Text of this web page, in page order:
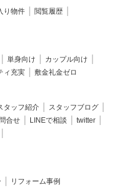
り物件
閲覧履歴
単身向け
カップル向け
ィ充実 敷金礼金ゼロ
タッフ紹介
スタッフブログ
合せ LINEで相談
twitter
リフォーム事例